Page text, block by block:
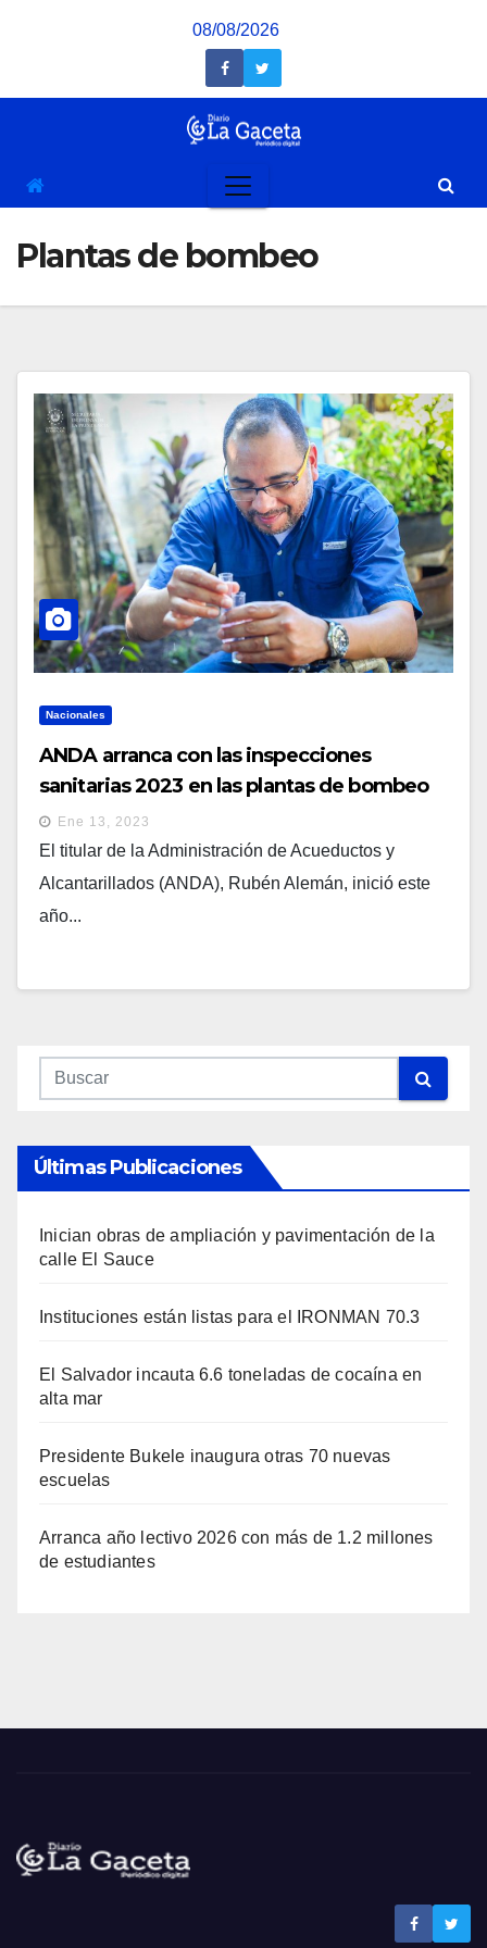
08/08/2026
Plantas de bombeo
Nacionales
ANDA arranca con las inspecciones
sanitarias 2023 en las plantas de bombeo
Ene 13, 2023
El titular de la Administración de Acueductos y
Alcantarillados (ANDA), Rubén Alemán, inició este
año...
Últimas Publicaciones
Inician obras de ampliación y pavimentación de la
calle El Sauce
Instituciones están listas para el IRONMAN 70.3
El Salvador incauta 6.6 toneladas de cocaína en
alta mar
Presidente Bukele inaugura otras 70 nuevas
escuelas
Arranca año lectivo 2026 con más de 1.2 millones
de estudiantes